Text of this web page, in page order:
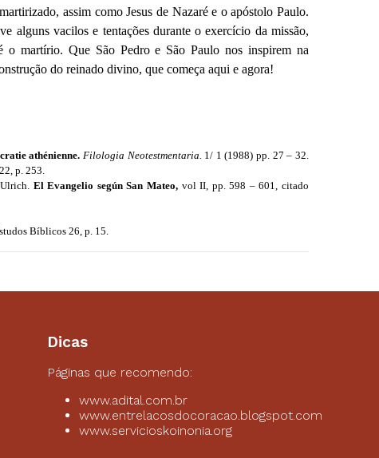
assim como Jesus de Nazaré e o apóstolo Paulo.
alguns vacilos e tentações durante o exercício da missão,
martírio. Que São Pedro e São Paulo nos inspirem na
do reinado divino, que começa aqui e agora!
athénienne. Filologia Neotestmentaria. 1/ 1 (1988) pp. 27 – 32.
p. 253.
El Evangelio según San Mateo, vol II, pp. 598 – 601, citado
Bíblicos 26, p. 15.
Dicas
Páginas que recomendo:
www.adital.com.br
www.entrelacosdocoracao.blogspot.com
www.servicioskoinonia.org